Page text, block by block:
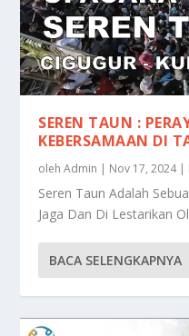
SEREN TAUN :
KEBERSAMAAN DI
olehAdmin | Nov 17, 2024|
Seren Taun Adalah
Jaga Dan Di Lestarikan
BACA SELENGKAPNYA